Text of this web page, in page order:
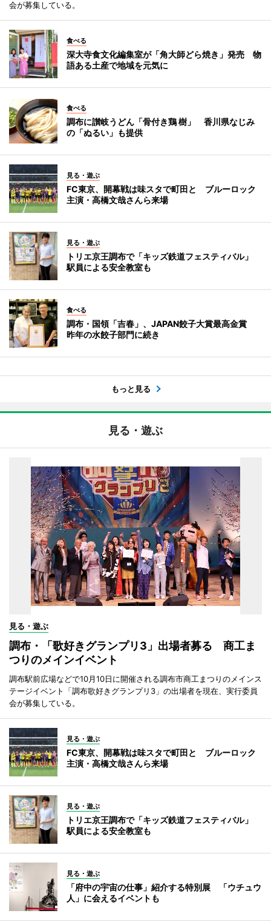
会が募集している。
食べる
深大寺食文化編集室が「角大師どら焼き」発売 物
語ある土産で地域を元気に
食べる
調布に讃岐うどん「骨付き鶏 樹」 香川県なじみ
の「ぬるい」も提供
見る・遊ぶ
FC東京、開幕戦は味スタで町田と ブルーロック
主演・高橋文哉さんら来場
見る・遊ぶ
トリエ京王調布で「キッズ鉄道フェスティバル」
駅員による安全教室も
食べる
調布・国領「吉春」、JAPAN餃子大賞最高金賞
昨年の水餃子部門に続き
もっと見る
見る・遊ぶ
見る・遊ぶ
調布・「歌好きグランプリ3」出場者募る 商工ま
つりのメインイベント
調布駅前広場などで10月10日に開催される調布市商工まつりのメインス
テージイベント「調布歌好きグランプリ3」の出場者を現在、実行委員
会が募集している。
見る・遊ぶ
FC東京、開幕戦は味スタで町田と ブルーロック
主演・高橋文哉さんら来場
見る・遊ぶ
トリエ京王調布で「キッズ鉄道フェスティバル」
駅員による安全教室も
見る・遊ぶ
「府中の宇宙の仕事」紹介する特別展 「ウチュウ
人」に会えるイベントも